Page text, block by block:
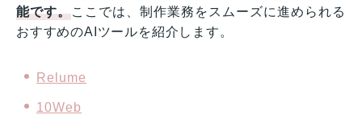
能です。ここでは、制作業務をスムーズに進められる
おすすめのAIツールを紹介します。
Relume
10Web